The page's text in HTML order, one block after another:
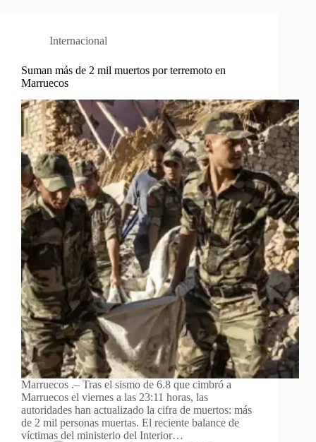
Internacional
Suman más de 2 mil muertos por terremoto en
Marruecos
Marruecos .– Tras el sismo de 6.8 que cimbró a
Marruecos el viernes a las 23:11 horas, las
autoridades han actualizado la cifra de muertos: más
de 2 mil personas muertas. El reciente balance de
víctimas del ministerio del Interior…